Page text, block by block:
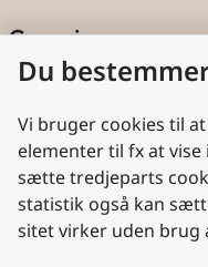
Genveje
Cookies
Aktindsigt
Nyttige links
Du
Vi bruger cookies til
elementer til fx at
sætte tredjeparts
statistik også kan
sitet virker uden brug